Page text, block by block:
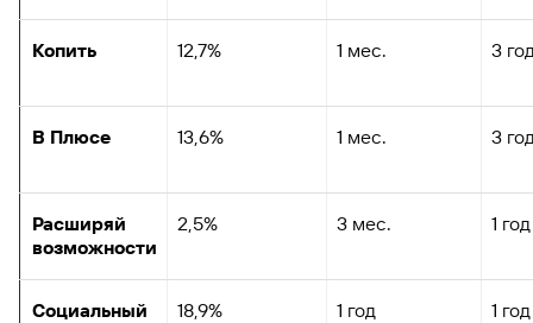
Копить 12,7% 1 мес. 3
В Плюсе 13,6% 1 мес. 3
Расширяй
возможности
2,5% 3 мес. 1 год
Социальный 18,9% 1 год 1 год